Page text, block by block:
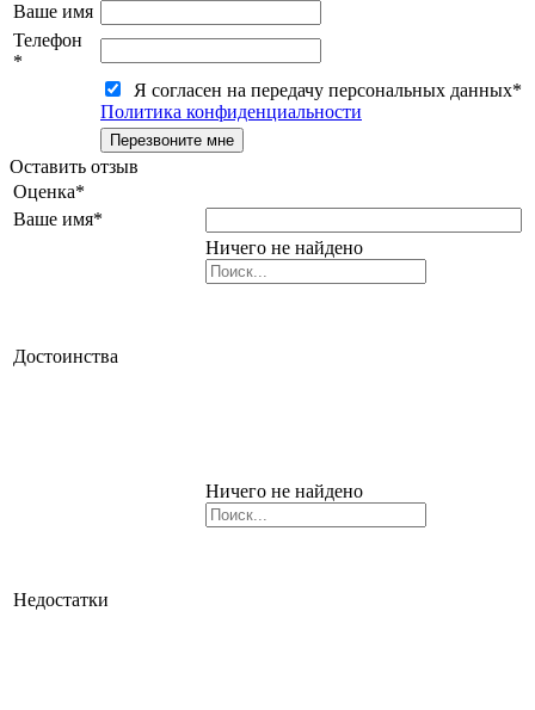
Ваше имя
Телефон
*
Я согласен на передачу персональных данных*
Политика конфиденциальности
Оставить отзыв
Оценка*
Ваше имя*
Достоинства
Ничего не найдено
Недостатки
Ничего не найдено